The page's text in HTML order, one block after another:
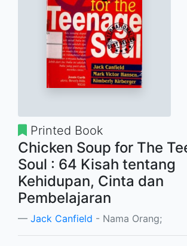
Printed Book
Chicken Soup for The
Soul : 64 Kisah tentang
Kehidupan, Cinta dan
Pembelajaran
Jack Canfield - Nama Orang;